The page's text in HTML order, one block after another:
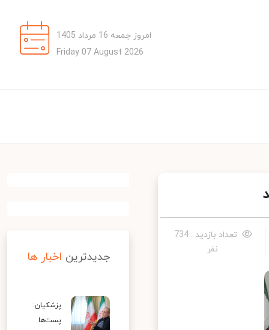
امروز جمعه 16 مرداد 1405
Friday 07 August 2026
تعداد بازدید : 734
نفر
جدیدترین اخبار ها
پزشکیان:
پست‌ها